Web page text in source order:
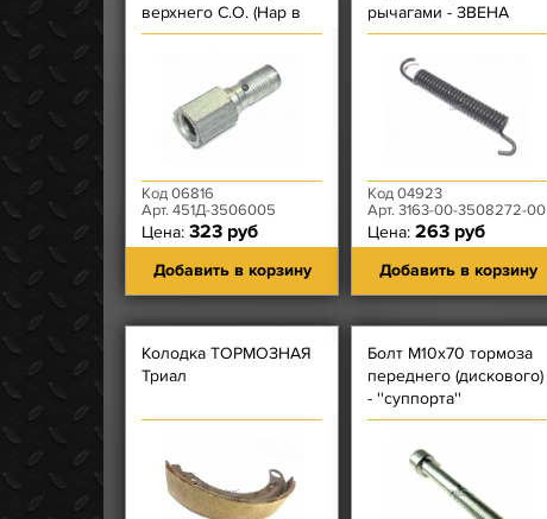
верхнего С.О. (Нар в
цилиндр 12х1,25, Вну в
Код 06816
Арт. 451Д-3506005
Цена: 323 руб
Добавить в корзину
рычагами - ЗВЕНА
РАЗЖИМНОГО
Код 04923
Арт. 3163-00-3508272-00
Цена: 263 руб
Добавить в корзину
Колодка ТОРМОЗНАЯ
Триал
Болт М10х70 тормоза
переднего (дискового)
- ''суппорта''